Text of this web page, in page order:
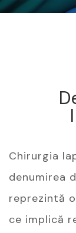
Chirurgia
denumirea
reprezintă
ce implică